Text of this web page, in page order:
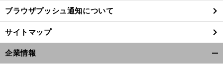
。
前
ブラウザプッシュ通知について
サイトマップ
企業情報